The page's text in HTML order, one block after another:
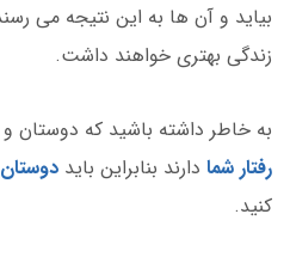
بیاید و آن ها به این نتیجه می
زندگی بهتری خواهند داشت.
به خاطر داشته باشید که دوستان
رفتار شما دارند بنابراین باید دوستان
کنید.